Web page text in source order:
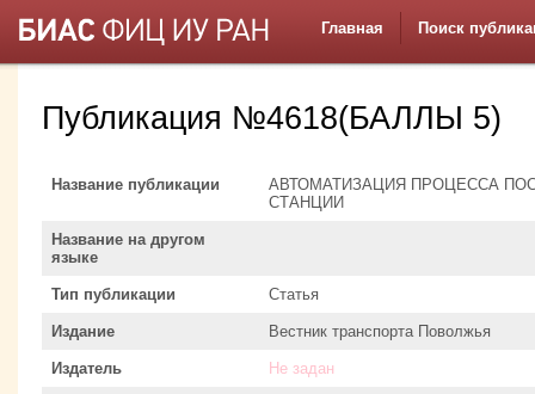
Главная Поиск
Публикация №4618(БАЛЛЫ 5)
Название публикации
АВТОМАТИЗАЦИЯ ПРОЦЕССА
СТАНЦИИ
Название на другом
языке
Тип публикации Статья
Издание Вестник транспорта Поволжья
Издатель Не задан